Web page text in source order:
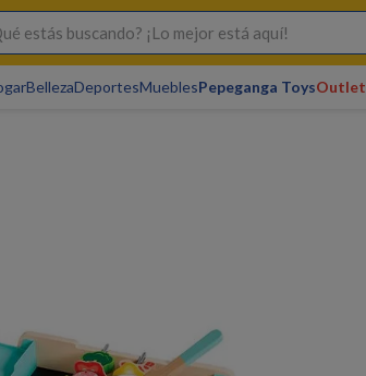
buscando? ¡Lo mejor está aquí!
BellezaDeportesMueblesPepeganga ToysOutlet